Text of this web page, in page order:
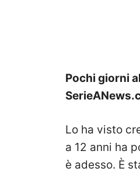
Pochi giorni
Lo ha visto
a 12 anni ha
è adesso. È